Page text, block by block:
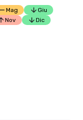
Mag
Giu
Nov Dic